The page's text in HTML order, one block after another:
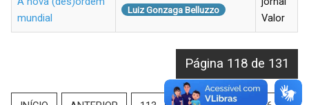
mundial
Luiz Gonzaga Belluzzo
Valor
Página 118 de 131